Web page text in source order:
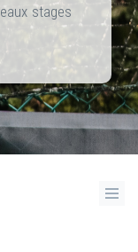
stages